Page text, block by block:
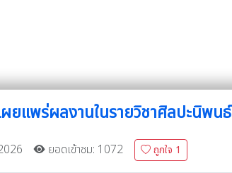
ยแพร่ผลงานในรายวิชาศิลปะนิพนธ์
ยอดเข้าชม: 1072 ถูกใจ 1